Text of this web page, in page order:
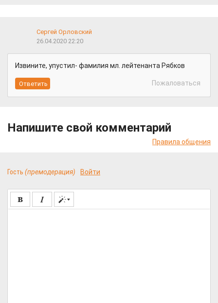
Сергей Орловский
26.04.2020 22:20
Извините, упустил- фамилия мл. лейтенанта Рябков
Пожаловаться
Напишите свой комментарий
Правила общения
Гость (премодерация) Войти